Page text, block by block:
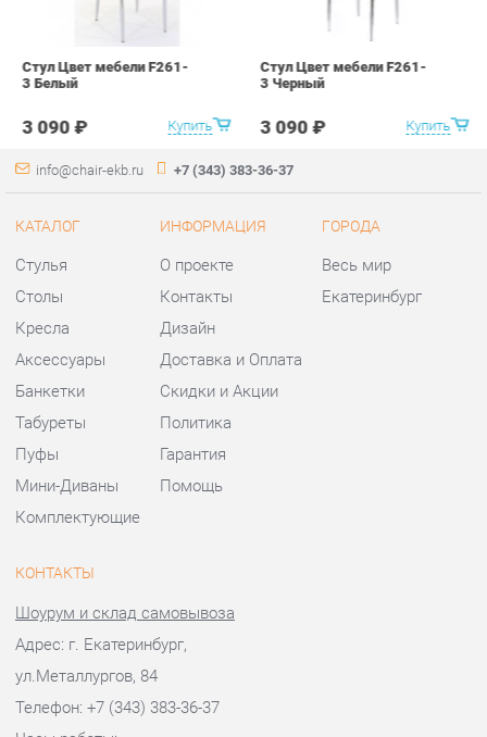
Стулья
Кресла
Аксессуары
Банкетки
Табуреты
ИНФОРМАЦИЯ
О проекте
Дизайн
Доставка и Оплата
Скидки и Акции
Политика
ГОРОДА
Весь мир
КОНТАКТЫ
Шоурум и склад самовывоза
Адрес: г. Екатеринбург,
ул.Металлургов, 84
Телефон: +7 (343) 383-36-37
Часы работы:
Отправить сообщение
© 2009-2026 Стулья-Екатеринбург